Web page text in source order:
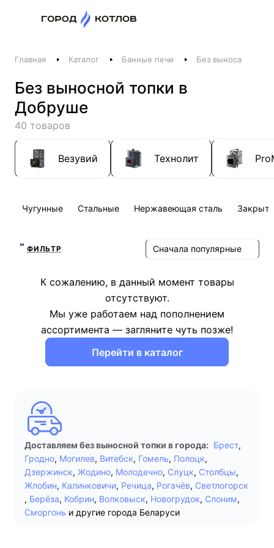
Телефоны
+375 44 511-06-41
+375 29 237-06-41
Котлы и отопление
+375 44 521-06-41
Печи, камины, бани
Главная Каталог Банные печи Без выноса
Без выносной топки в
Добруше
40 товаров
Везувий Технолит
Чугунные Стальные Нержавеющая сталь
ФИЛЬТР Сначала популярные
К сожалению, в данный момент товары
отсутствуют.
Мы уже работаем над пополнением
ассортимента — загляните чуть позже!
Перейти в каталог
Доставляем без выносной топки в города: Брест,
Гродно, Могилев, Витебск, Гомель, Полоцк,
Дзержинск, Жодино, Молодечно, Слуцк, Столбцы,
Жлобин, Калинковичи, Речица, Рогачёв, Светлогорск
, Берёза, Кобрин, Волковыск, Новогрудок, Слоним,
Сморгонь и другие города Беларуси